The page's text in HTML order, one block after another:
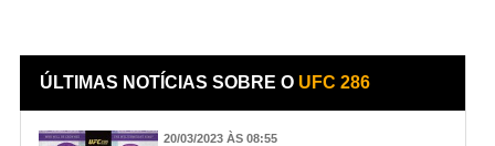
ÚLTIMAS NOTÍCIAS SOBRE O UFC 286
20/03/2023 ÀS 08:55